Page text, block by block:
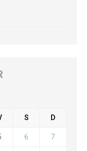
S D
6 7